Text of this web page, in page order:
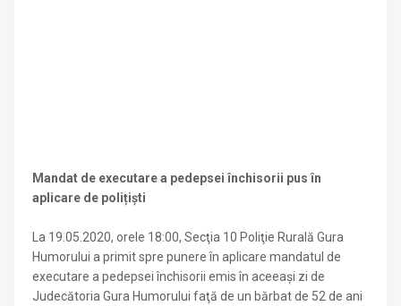
Mandat de executare a pedepsei închisorii pus în
aplicare de polițiști
La 19.05.2020, orele 18:00, Secţia 10 Poliţie Rurală Gura
Humorului a primit spre punere în aplicare mandatul de
executare a pedepsei închisorii emis în aceeaşi zi de
Judecătoria Gura Humorului faţă de un bărbat de 52 de ani